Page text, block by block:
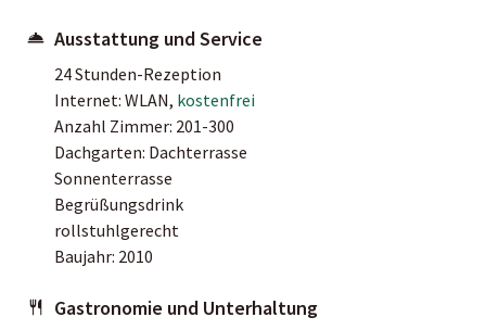
Ausstattung und Service
24 Stunden-Rezeption
Internet: WLAN, kostenfrei
Anzahl Zimmer: 201-300
Dachgarten: Dachterrasse
Sonnenterrasse
Begrüßungsdrink
rollstuhlgerecht
Baujahr: 2010
Gastronomie und Unterhaltung